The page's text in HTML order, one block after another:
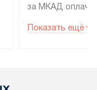
за МКАД
партнера
Показать ещё